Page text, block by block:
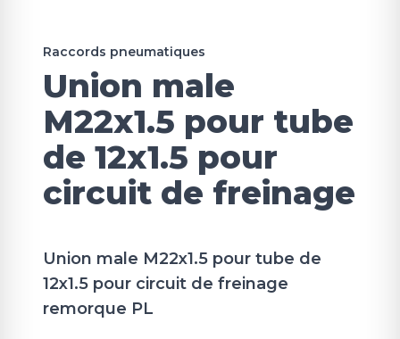
Raccords pneumatiques
Union male
M22x1.5 pour tube
de 12x1.5 pour
circuit de freinage
Union male M22x1.5 pour tube de
12x1.5 pour circuit de freinage
remorque PL